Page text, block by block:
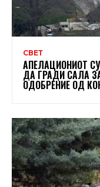
СВЕТ
АПЕЛАЦИОНИОТ
ДА ГРАДИ САЛА
ОДОБРЕНИЕ ОД